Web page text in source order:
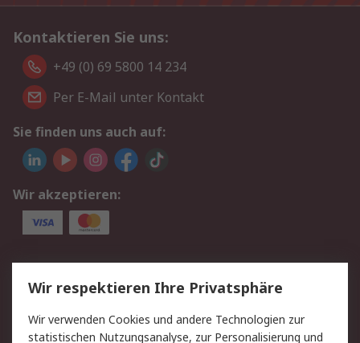
Kontaktieren Sie uns:
+49 (0) 69 5800 14 234
Per E-Mail unter Kontakt
Sie finden uns auch auf:
Wir akzeptieren:
Service
Value Added Services
Lieferlösungen
Rücksendungen
Kontakt
Wir respektieren Ihre Privatsphäre
Wir verwenden Cookies und andere Technologien zur
statistischen Nutzungsanalyse, zur Personalisierung und